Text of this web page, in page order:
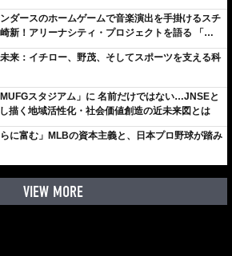
ダースのホームゲームで音楽演出を手掛けるスチ
新！アリーナシティ・プロジェクトを語る 「楽
しょ。川崎は、ずっと成長曲線だから」
来：イチロー、野茂、そしてスポーツを支える科
スタジアム」に 名前だけではない…JNSEと
描く地域活性化・社会価値創造の近未来図とは
らに富む」MLBの資本主義と、日本プロ野球が踏み
VIEW MORE